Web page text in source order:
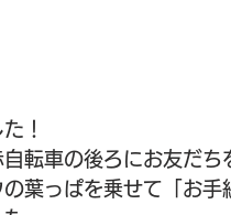
！
転車の後ろにお友だ
葉っぱを乗せて「お